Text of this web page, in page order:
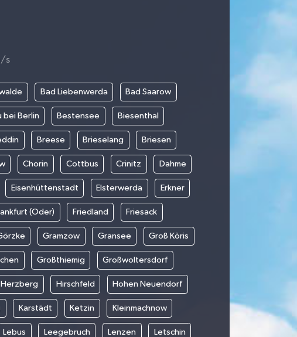
s
Bad Liebenwerda Bad Saarow
bei Berlin Bestensee Biesenthal
Breese Brieselang Briesen
Chorin Cottbus Crinitz Dahme
Eisenhüttenstadt Elsterwerda Erkner
(Oder) Friedland Friesack
Gramzow Gransee Groß Köris
Großthiemig Großwoltersdorf
Herzberg Hirschfeld Hohen Neuendorf
Karstädt Ketzin Kleinmachnow
Lebus Leegebruch Lenzen Letschin